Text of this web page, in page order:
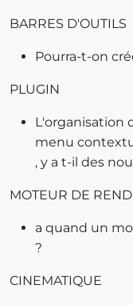
BARRES D'OUTILS
Pourra-t-on
PLUGIN
L'organisation
menu
, y a t-il des
MOTEUR DE
a quand un
?
CINEMATIQUE